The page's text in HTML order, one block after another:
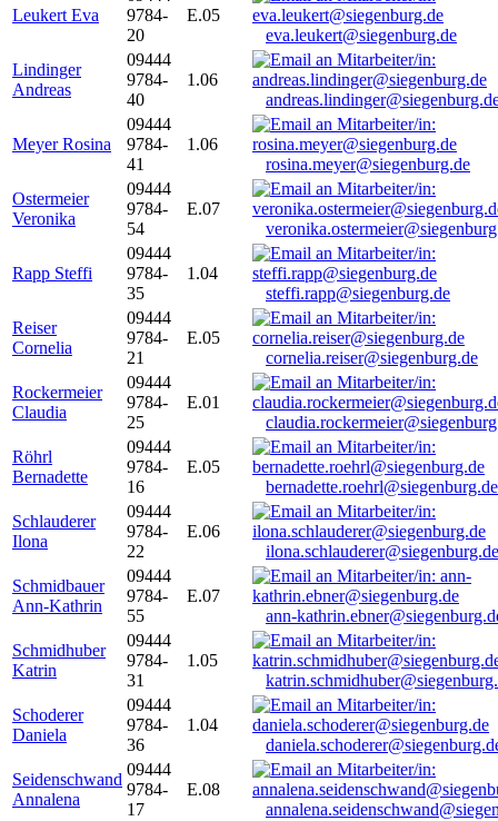
Leukert Eva
9784-
20
E.05
eva.leukert@siegenburg.de
Lindinger
Andreas
09444
9784-
40
1.06
Meyer Rosina
09444
9784-
41
1.06
rosina.meyer@siegenburg.de
Ostermeier
Veronika
09444
9784-
54
E.07
Rapp Steffi
09444
9784-
35
1.04
steffi.rapp@siegenburg.de
Reiser
Cornelia
09444
9784-
21
E.05
cornelia.reiser@siegenburg.de
Rockermeier
Claudia
09444
9784-
25
E.01
Röhrl
Bernadette
09444
9784-
16
E.05
bernadette.roehrl@siegenburg.de
Schlauderer
Ilona
09444
9784-
22
E.06
ilona.schlauderer@siegenburg.de
Schmidbauer
Ann-Kathrin
09444
9784-
55
E.07
ann-
Schmidhuber
Katrin
09444
9784-
31
1.05
Schoderer
Daniela
09444
9784-
36
1.04
Seidenschwand
Annalena
09444
9784-
17
E.08